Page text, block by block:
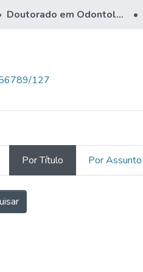
Doutorado em Odontologia
127
Por Título Por Assunto
Título